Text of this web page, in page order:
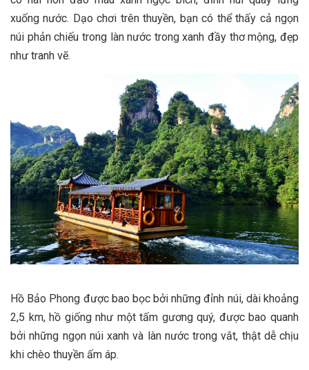
xuống nước. Dạo chơi trên thuyền, bạn có thể thấy cả ngọn
núi phản chiếu trong làn nước trong xanh đầy thơ mộng, đẹp
như tranh vẽ.
Hồ Bảo Phong được bao bọc bởi những đỉnh núi, dài khoảng
2,5 km, hồ giống như một tấm gương quý, được bao quanh
bởi những ngọn núi xanh và làn nước trong vắt, thật dễ chịu
khi chèo thuyền ấm áp.